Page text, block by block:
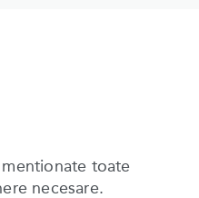
toate
necesare.